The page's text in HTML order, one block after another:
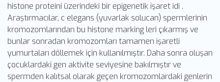
histone proteini üzerindeki bir epigenetik işaret idi .
Araştırmacılar, c elegans (yuvarlak solucan) spermlerinin
kromozomlarından bu histone marking leri çıkarmış ve
bunlar sonradan kromozomları tamamen işaretli
yumurtaları döllemek için kullanılmıştır. Daha sonra oluşan
çocuklardaki gen aktivite seviyesine bakılmıştır ve
spermden kalıtsal olarak geçen kromozomlardaki genlerin